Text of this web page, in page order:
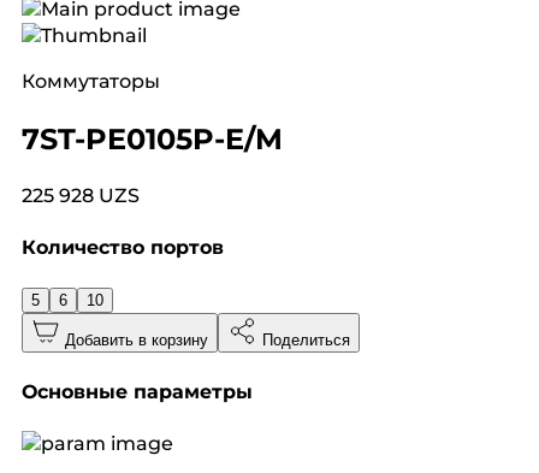
Коммутаторы
7ST-PE0105P-E/M
225 928 UZS
Количество портов
5 6 10
Добавить в корзину Поделиться
Основные параметры